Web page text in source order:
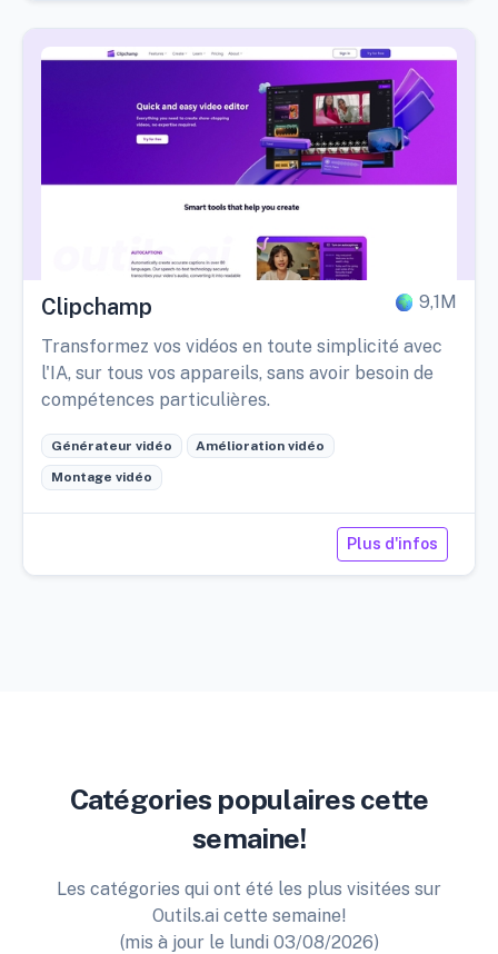
Clipchamp 9,1M
Transformez vos vidéos en toute simplicité avec
l'IA, sur tous vos appareils, sans avoir besoin de
compétences particulières.
Générateur vidéo Amélioration vidéo
Montage vidéo
Plus d'infos
Catégories populaires cette
semaine!
Les catégories qui ont été les plus visitées sur
Outils.ai cette semaine!
(mis à jour le lundi 03/08/2026)